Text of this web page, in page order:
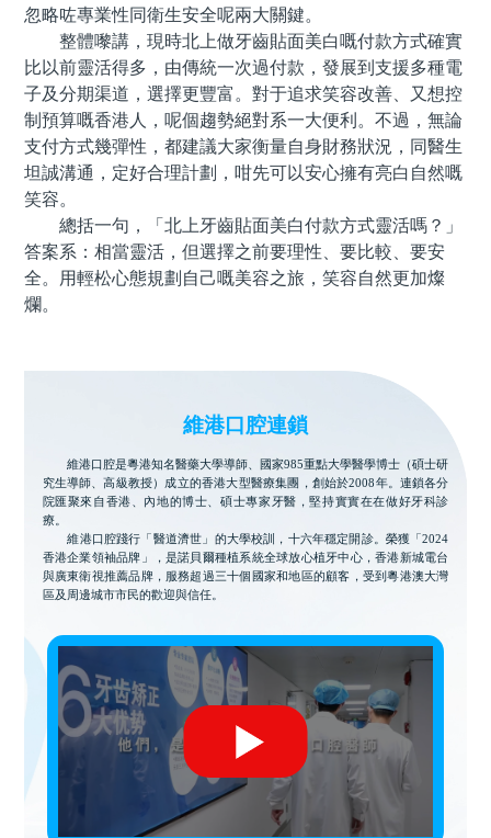
忽略咗專業性同衛生安全呢兩大關鍵。
整體嚟講，現時北上做牙齒貼面美白嘅付款方式確實
比以前靈活得多，由傳統一次過付款，發展到支援多種電
子及分期渠道，選擇更豐富。對于追求笑容改善、又想控
制預算嘅香港人，呢個趨勢絕對系一大便利。不過，無論
支付方式幾彈性，都建議大家衡量自身財務狀況，同醫生
坦誠溝通，定好合理計劃，咁先可以安心擁有亮白自然嘅
笑容。
總括一句，「北上牙齒貼面美白付款方式靈活嗎？」
答案系：相當靈活，但選擇之前要理性、要比較、要安
全。用輕松心態規劃自己嘅美容之旅，笑容自然更加燦
爛。
維港口腔連鎖
維港口腔是粵港知名醫藥大學導師、國家985重點大學醫學博士（碩士研
究生導師、高級教授）成立的香港大型醫療集團，創始於2008年。連鎖各分
院匯聚來自香港、內地的博士、碩士專家牙醫，堅持實實在在做好牙科診
療。
維港口腔踐行「醫道濟世」的大學校訓，十六年穩定開診。榮獲「2024
香港企業領袖品牌」，是諾貝爾種植系統全球放心植牙中心，香港新城電台
與廣東衛視推薦品牌，服務超過三十個國家和地區的顧客，受到粵港澳大灣
區及周邊城市市民的歡迎與信任。